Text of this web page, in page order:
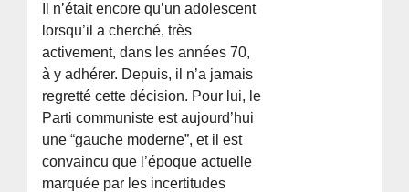
Il n’était encore qu’un adolescent
lorsqu’il a cherché, très
activement, dans les années 70,
à y adhérer. Depuis, il n’a jamais
regretté cette décision. Pour lui, le
Parti communiste est aujourd’hui
une “gauche moderne”, et il est
convaincu que l’époque actuelle
marquée par les incertitudes